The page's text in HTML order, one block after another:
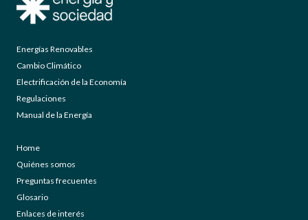
Energías Renovables
Cambio Climático
Electrificación de la Economía
Regulaciones
Manual de la Energía
Home
Quiénes somos
Preguntas frecuentes
Glosario
Enlaces de interés